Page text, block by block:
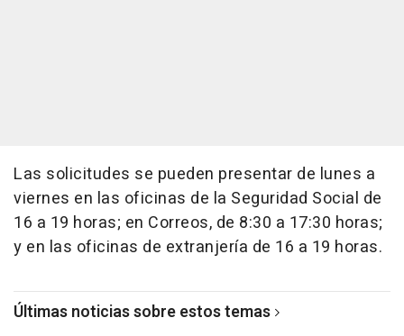
Las solicitudes se pueden presentar de lunes a
viernes en las oficinas de la Seguridad Social de
16 a 19 horas; en Correos, de 8:30 a 17:30 horas;
y en las oficinas de extranjería de 16 a 19 horas.
Últimas noticias sobre estos temas